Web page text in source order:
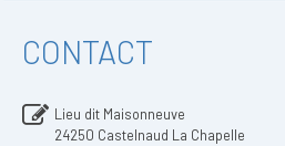
CONTACT
Lieu dit Maisonneuve
24250 Castelnaud La Chapelle